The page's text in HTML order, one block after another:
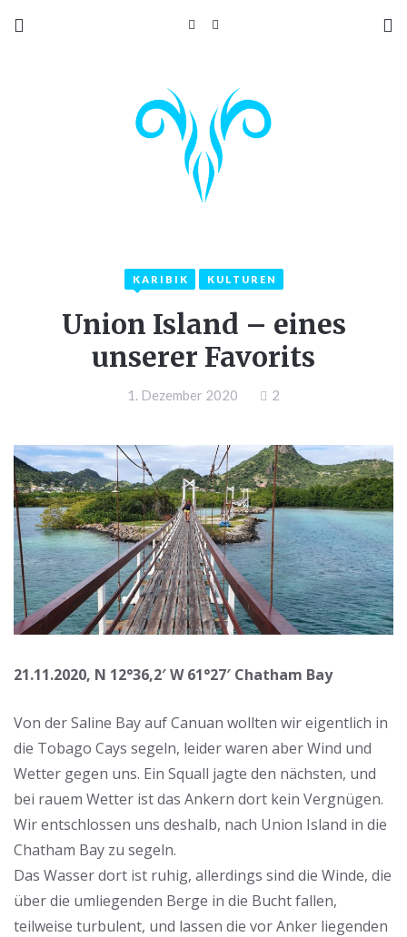
KARIBIK KULTUREN
Union Island – eines
unserer Favorits
1. Dezember 2020 2
21.11.2020, N 12°36,2′ W 61°27′ Chatham Bay
Von der Saline Bay auf Canuan wollten wir eigentlich in
die Tobago Cays segeln, leider waren aber Wind und
Wetter gegen uns. Ein Squall jagte den nächsten, und
bei rauem Wetter ist das Ankern dort kein Vergnügen.
Wir entschlossen uns deshalb, nach Union Island in die
Chatham Bay zu segeln.
Das Wasser dort ist ruhig, allerdings sind die Winde, die
über die umliegenden Berge in die Bucht fallen,
teilweise turbulent, und lassen die vor Anker liegenden